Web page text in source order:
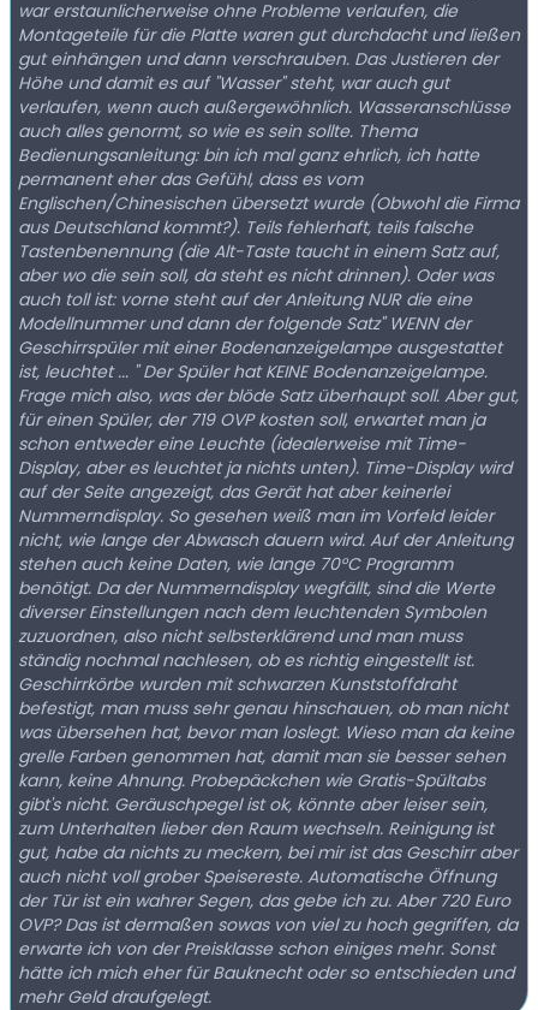
war erstaunlicherweise ohne Probleme verlaufen, die
Montageteile für die Platte waren gut durchdacht und ließen
gut einhängen und dann verschrauben. Das Justieren der
Höhe und damit es auf "Wasser" steht, war auch gut
verlaufen, wenn auch außergewöhnlich. Wasseranschlüsse
auch alles genormt, so wie es sein sollte. Thema
Bedienungsanleitung: bin ich mal ganz ehrlich, ich hatte
permanent eher das Gefühl, dass es vom
Englischen/Chinesischen übersetzt wurde (Obwohl die Firma
aus Deutschland kommt?). Teils fehlerhaft, teils falsche
Tastenbenennung (die Alt-Taste taucht in einem Satz auf,
aber wo die sein soll, da steht es nicht drinnen). Oder was
auch toll ist: vorne steht auf der Anleitung NUR die eine
Modellnummer und dann der folgende Satz" WENN der
Geschirrspüler mit einer Bodenanzeigelampe ausgestattet
ist, leuchtet ... " Der Spüler hat KEINE Bodenanzeigelampe.
Frage mich also, was der blöde Satz überhaupt soll. Aber gut,
für einen Spüler, der 719 OVP kosten soll, erwartet man ja
schon entweder eine Leuchte (idealerweise mit Time-
Display, aber es leuchtet ja nichts unten). Time-Display wird
auf der Seite angezeigt, das Gerät hat aber keinerlei
Nummerndisplay. So gesehen weiß man im Vorfeld leider
nicht, wie lange der Abwasch dauern wird. Auf der Anleitung
stehen auch keine Daten, wie lange 70°C Programm
benötigt. Da der Nummerndisplay wegfällt, sind die Werte
diverser Einstellungen nach dem leuchtenden Symbolen
zuzuordnen, also nicht selbsterklärend und man muss
ständig nochmal nachlesen, ob es richtig eingestellt ist.
Geschirrkörbe wurden mit schwarzen Kunststoffdraht
befestigt, man muss sehr genau hinschauen, ob man nicht
was übersehen hat, bevor man loslegt. Wieso man da keine
grelle Farben genommen hat, damit man sie besser sehen
kann, keine Ahnung. Probepäckchen wie Gratis-Spültabs
gibt's nicht. Geräuschpegel ist ok, könnte aber leiser sein,
zum Unterhalten lieber den Raum wechseln. Reinigung ist
gut, habe da nichts zu meckern, bei mir ist das Geschirr aber
auch nicht voll grober Speisereste. Automatische Öffnung
der Tür ist ein wahrer Segen, das gebe ich zu. Aber 720 Euro
OVP? Das ist dermaßen sowas von viel zu hoch gegriffen, da
erwarte ich von der Preisklasse schon einiges mehr. Sonst
hätte ich mich eher für Bauknecht oder so entschieden und
mehr Geld draufgelegt.